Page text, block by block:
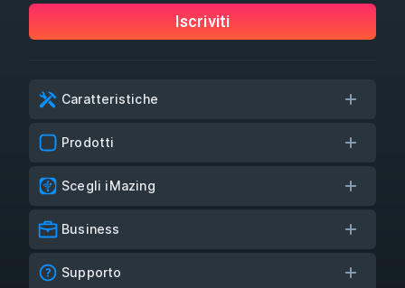
Iscriviti
Caratteristiche
Prodotti
Scegli iMazing
Business
Supporto